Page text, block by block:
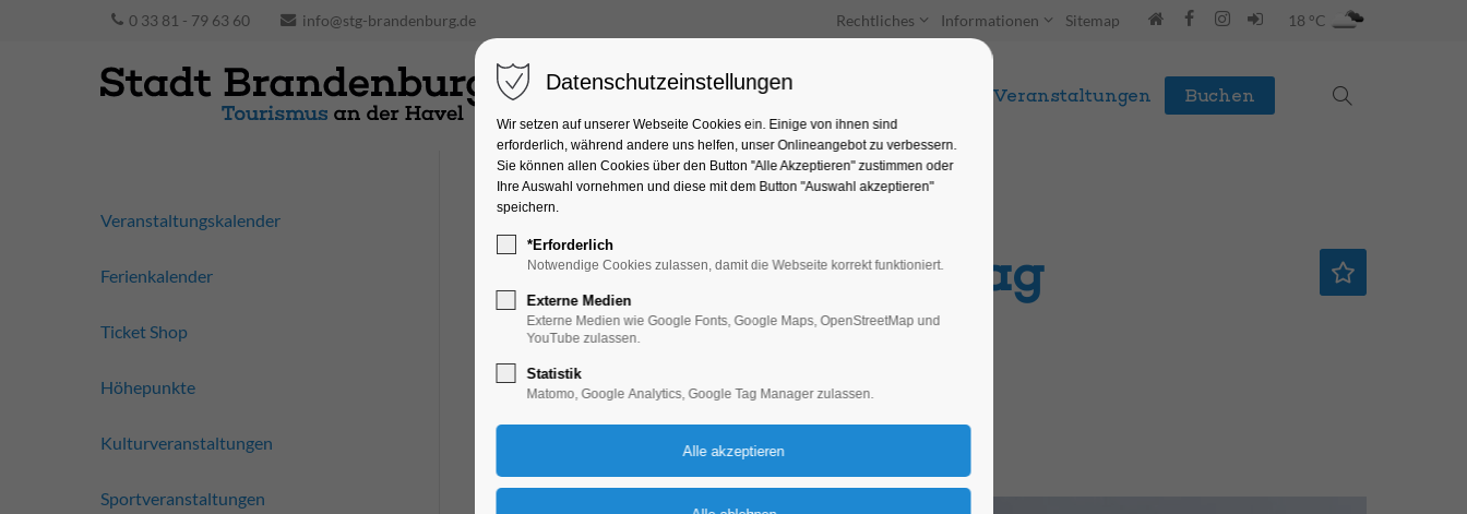
0 33 81 - 79 63 60 info@stg-brandenburg.de Rechtliches Informationen Sitemap 18 °C
Unterkünfte Entdecken & Erleben Veranstaltungen Buchen
Orgelmusik am Mittag
Konzert, Musik
09.06.2026, 12:00–12:30
Veranstaltungskalender
Ferienkalender
Ticket Shop
Höhepunkte
Kulturveranstaltungen
Sportveranstaltungen
Datenschutzeinstellungen
Wir setzen auf unserer Webseite Cookies ein. Einige von ihnen sind
erforderlich, während andere uns helfen, unser Onlineangebot zu verbessern.
Sie können allen Cookies über den Button "Alle Akzeptieren" zustimmen oder
Ihre Auswahl vornehmen und diese mit dem Button "Auswahl akzeptieren"
speichern.
*Erforderlich
Notwendige Cookies zulassen, damit die Webseite korrekt funktioniert.
Externe Medien
Externe Medien wie Google Fonts, Google Maps, OpenStreetMap und
YouTube zulassen.
Statistik
Matomo, Google Analytics, Google Tag Manager zulassen.